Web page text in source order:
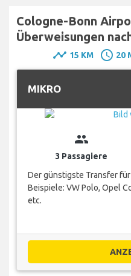
Cologne-Bonn
Überweisungen
timeline 15 KM schedule 20
MIKRO
group
3 Passagiere
Der günstigste Transfer für
Beispiele: VW Polo, Opel
etc.